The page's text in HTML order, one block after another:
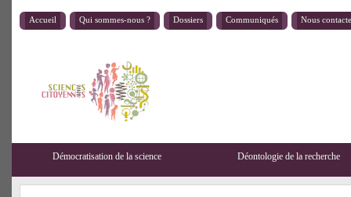
Accueil Qui sommes-nous ? Dossiers Communiqués Nous
Démocratisation de la science Déontologie de la recherche